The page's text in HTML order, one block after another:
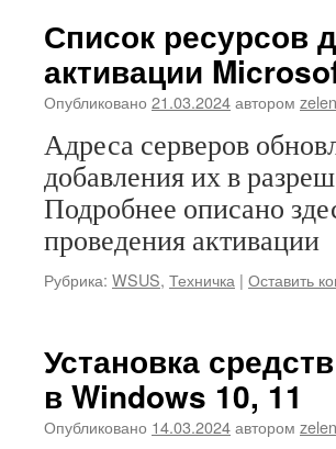
Список ресурсов
активации
Опубликовано 21.03.2024автором
Адреса серверов
добавления их в
Подробнее описано
проведения активации
Рубрика: WSUS, Техничка | Оставить
Установка
в Windows 10, 11
Опубликовано 14.03.2024автором